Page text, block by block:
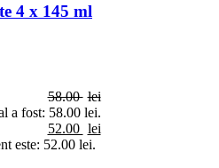
4 x 145 ml
58.00 lei
a fost: 58.00 lei.
52.00 lei
este: 52.00 lei.